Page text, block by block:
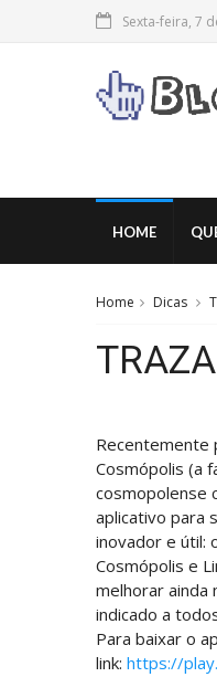
Sexta-feira, 7
HOME
Home Dicas
TRAZA
Recentemente
Cosmópolis (a
cosmopolense
aplicativo para
inovador e útil:
Cosmópolis e
melhorar ainda
indicado a
Para baixar o
link: https://